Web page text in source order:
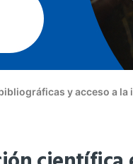
y acceso a